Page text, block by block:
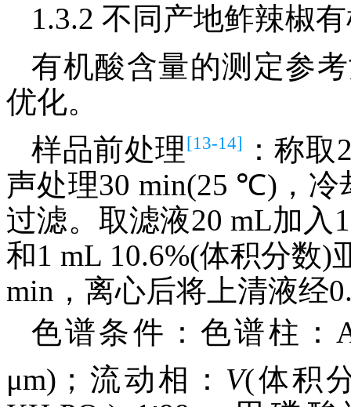
1.3.2 不同产地鲊辣椒
有机酸含量的测定参
优化。
样品前处理[13-14]
：称
声处理30 min(25 ℃)，冷
过滤。取滤液20 mL加入
和1 mL 10.6%(体积分数
min，离心后将上清液经
色谱条件：色谱柱：
μm)；流动相： V(体积